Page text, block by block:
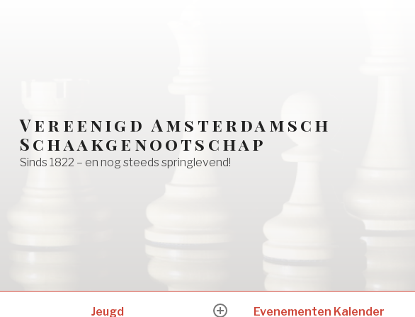
Vereenigd Amsterdamsch
Schaakgenootschap
Sinds 1822 – en nog steeds springlevend!
Jeugd Evenementen Kalender